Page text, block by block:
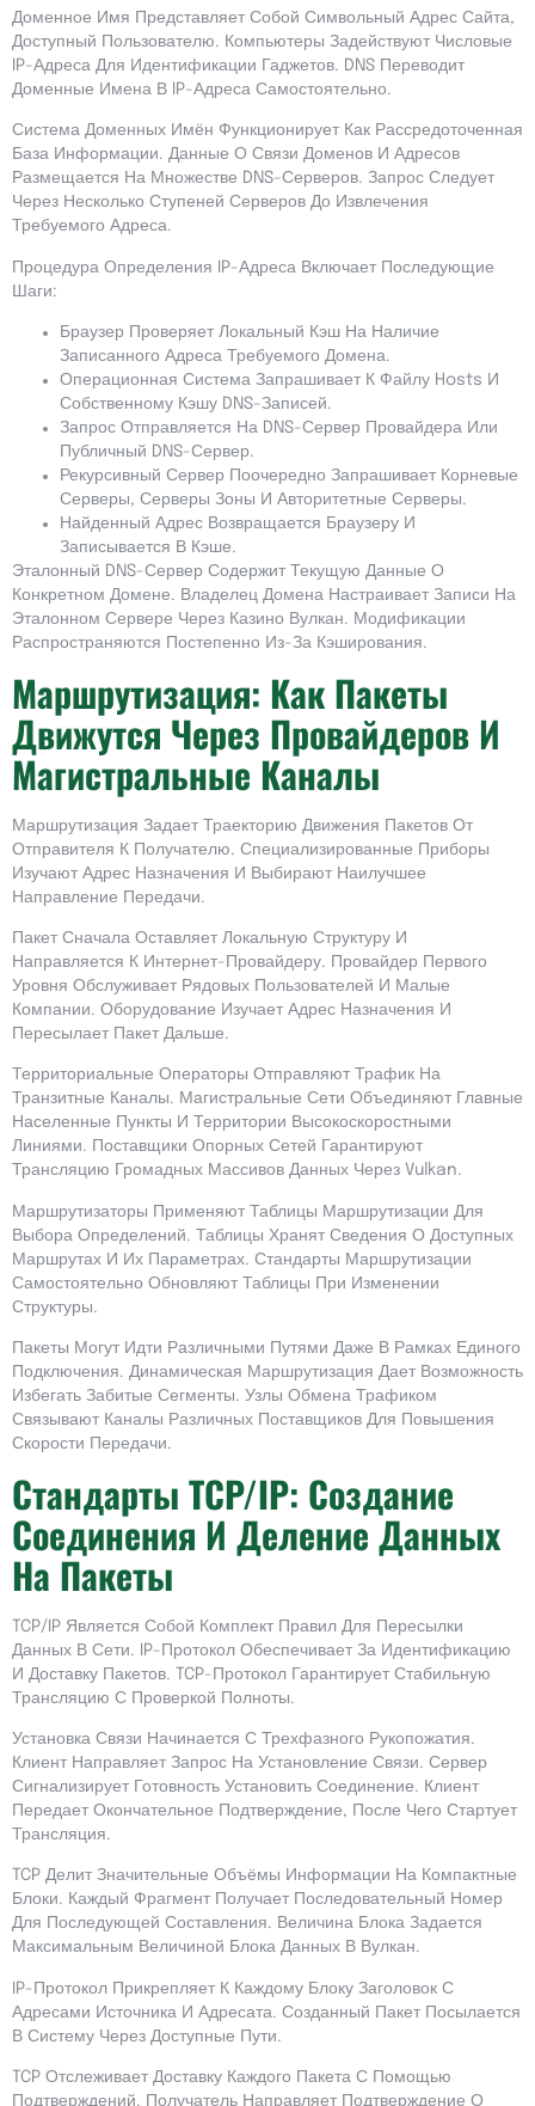
Доменное Имя Представляет Собой Символьный Адрес Сайта,
Доступный Пользователю. Компьютеры Задействуют Числовые
IP-Адреса Для Идентификации Гаджетов. DNS Переводит
Доменные Имена В IP-Адреса Самостоятельно.
Система Доменных Имён Функционирует Как Рассредоточенная
База Информации. Данные О Связи Доменов И Адресов
Размещается На Множестве DNS-Серверов. Запрос Следует
Через Несколько Ступеней Серверов До Извлечения
Требуемого Адреса.
Процедура Определения IP-Адреса Включает Последующие
Шаги:
Браузер Проверяет Локальный Кэш На Наличие
Записанного Адреса Требуемого Домена.
Операционная Система Запрашивает К Файлу Hosts И
Собственному Кэшу DNS-Записей.
Запрос Отправляется На DNS-Сервер Провайдера Или
Публичный DNS-Сервер.
Рекурсивный Сервер Поочередно Запрашивает Корневые
Серверы, Серверы Зоны И Авторитетные Серверы.
Найденный Адрес Возвращается Браузеру И
Записывается В Кэше.
Эталонный DNS-Сервер Содержит Текущую Данные О
Конкретном Домене. Владелец Домена Настраивает Записи На
Эталонном Сервере Через Казино Вулкан. Модификации
Распространяются Постепенно Из-За Кэширования.
Маршрутизация: Как Пакеты
Движутся Через Провайдеров И
Магистральные Каналы
Маршрутизация Задает Траекторию Движения Пакетов От
Отправителя К Получателю. Специализированные Приборы
Изучают Адрес Назначения И Выбирают Наилучшее
Направление Передачи.
Пакет Сначала Оставляет Локальную Структуру И
Направляется К Интернет-Провайдеру. Провайдер Первого
Уровня Обслуживает Рядовых Пользователей И Малые
Компании. Оборудование Изучает Адрес Назначения И
Пересылает Пакет Дальше.
Территориальные Операторы Отправляют Трафик На
Транзитные Каналы. Магистральные Сети Объединяют Главные
Населенные Пункты И Территории Высокоскоростными
Линиями. Поставщики Опорных Сетей Гарантируют
Трансляцию Громадных Массивов Данных Через Vulkan.
Маршрутизаторы Применяют Таблицы Маршрутизации Для
Выбора Определений. Таблицы Хранят Сведения О Доступных
Маршрутах И Их Параметрах. Стандарты Маршрутизации
Самостоятельно Обновляют Таблицы При Изменении
Структуры.
Пакеты Могут Идти Различными Путями Даже В Рамках Единого
Подключения. Динамическая Маршрутизация Дает Возможность
Избегать Забитые Сегменты. Узлы Обмена Трафиком
Связывают Каналы Различных Поставщиков Для Повышения
Скорости Передачи.
Стандарты TCP/IP: Создание
Соединения И Деление Данных
На Пакеты
TCP/IP Является Собой Комплект Правил Для Пересылки
Данных В Сети. IP-Протокол Обеспечивает За Идентификацию
И Доставку Пакетов. TCP-Протокол Гарантирует Стабильную
Трансляцию С Проверкой Полноты.
Установка Связи Начинается С Трехфазного Рукопожатия.
Клиент Направляет Запрос На Установление Связи. Сервер
Сигнализирует Готовность Установить Соединение. Клиент
Передает Окончательное Подтверждение, После Чего Стартует
Трансляция.
TCP Делит Значительные Объёмы Информации На Компактные
Блоки. Каждый Фрагмент Получает Последовательный Номер
Для Последующей Составления. Величина Блока Задается
Максимальным Величиной Блока Данных В Вулкан.
IP-Протокол Прикрепляет К Каждому Блоку Заголовок С
Адресами Источника И Адресата. Созданный Пакет Посылается
В Систему Через Доступные Пути.
TCP Отслеживает Доставку Каждого Пакета С Помощью
Подтверждений. Получатель Направляет Подтверждение О